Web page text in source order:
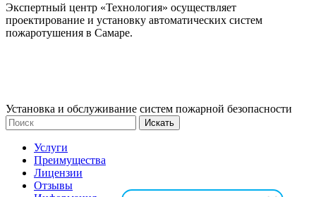
Экспертный центр «Технология» осуществляет
проектирование и установку автоматических систем
пожаротушения в Самаре.
Установка и обслуживание систем пожарной безопасности
Услуги
Преимущества
Лицензии
Отзывы